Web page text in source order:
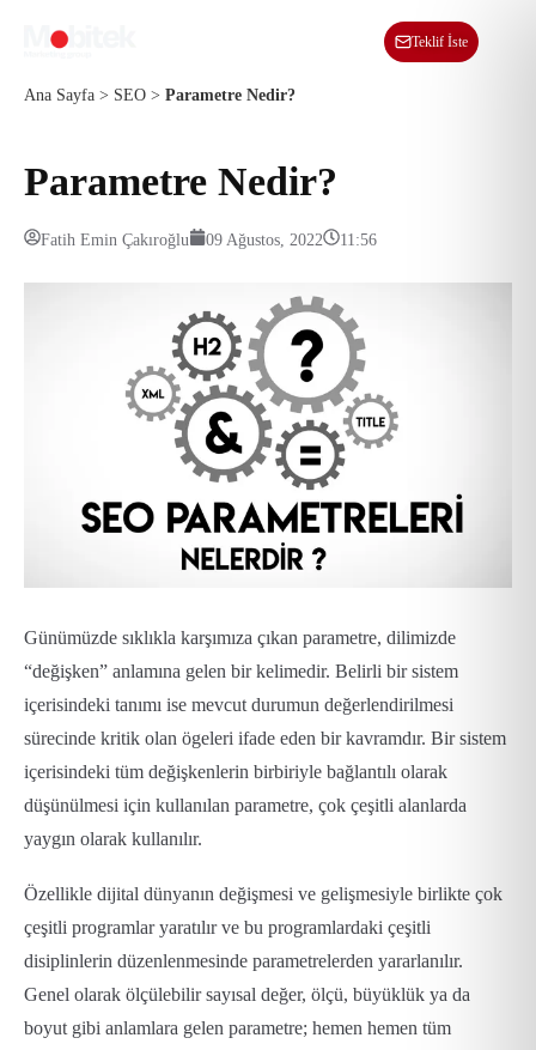
Teklif İste
Ana Sayfa > SEO > Parametre Nedir?
Parametre Nedir?
Fatih Emin Çakıroğlu 09 Ağustos, 2022 11:56
Günümüzde sıklıkla karşımıza çıkan parametre, dilimizde
“değişken” anlamına gelen bir kelimedir. Belirli bir sistem
içerisindeki tanımı ise mevcut durumun değerlendirilmesi
sürecinde kritik olan ögeleri ifade eden bir kavramdır. Bir sistem
içerisindeki tüm değişkenlerin birbiriyle bağlantılı olarak
düşünülmesi için kullanılan parametre, çok çeşitli alanlarda
yaygın olarak kullanılır.
Özellikle dijital dünyanın değişmesi ve gelişmesiyle birlikte çok
çeşitli programlar yaratılır ve bu programlardaki çeşitli
disiplinlerin düzenlenmesinde parametrelerden yararlanılır.
Genel olarak ölçülebilir sayısal değer, ölçü, büyüklük ya da
boyut gibi anlamlara gelen parametre; hemen hemen tüm